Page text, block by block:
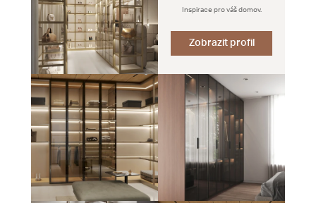
Inspirace pro váš domov.
Zobrazit profil